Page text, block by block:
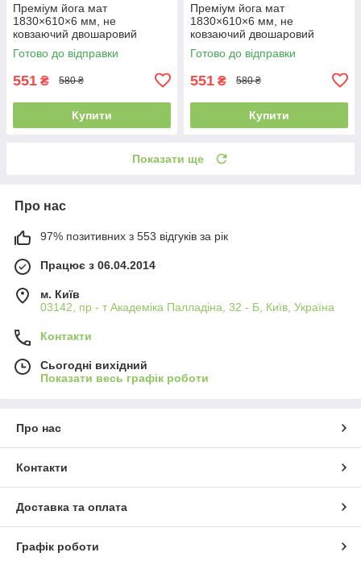
Преміум йога мат
1830×610×6 мм, не
ковзаючий двошаровий
килимок для фітнесу, TPE-ТС
Готово до відправки
551 ₴ 580 ₴
Купити
Преміум йога мат
1830×610×6 мм, не
ковзаючий двошаровий
килимок для фітнесу, TPE-
ТС, червоний верх/чорний
Готово до відправки
551 ₴ 580 ₴
Купити
Показати ще
Про нас
97% позитивних з 553 відгуків за рік
Працює з 06.04.2014
м. Київ
03142, пр - т Академіка Палладіна, 32 - Б, Київ, Україна
Контакти
Сьогодні вихідний
Показати весь графік роботи
Про нас
Контакти
Доставка та оплата
Графік роботи